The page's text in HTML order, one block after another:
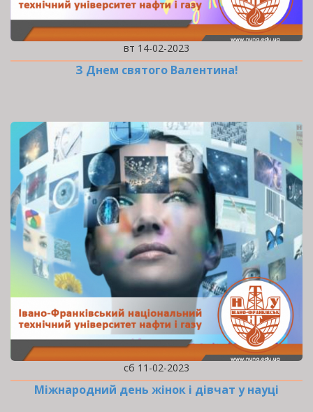
вт 14-02-2023
З Днем святого Валентина!
сб 11-02-2023
Міжнародний день жінок і дівчат у науці